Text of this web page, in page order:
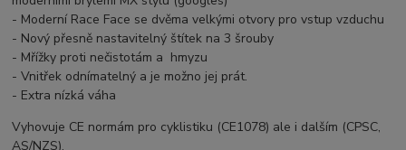
- Moderní Race Face se dvěma velkými otvory pro vstup vzduchu
- Nový přesně nastavitelný štítek na 3 šrouby
- Mřížky proti nečistotám a hmyzu
- Vnitřek odnímatelný a je možno jej prát.
- Extra nízká váha
Vyhovuje CE normám pro cyklistiku (CE1078) ale i dalším (CPSC,
AS/NZS).